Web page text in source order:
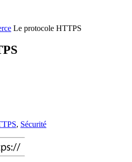
Le protocole HTTPS
, Sécurité